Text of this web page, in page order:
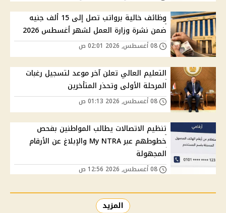
وظائف خالية برواتب تصل إلى 15 ألف جنيه
ضمن نشرة وزارة العمل لشهر أغسطس 2026
التعليم العالي تعلن آخر موعد لتسجيل رغبات
المرحلة الأولى وتحذر المتأخرين
تنظيم الاتصالات يطالب المواطنين بفحص
خطوطهم عبر My NTRA والإبلاغ عن الأرقام
المجهولة
المزيد